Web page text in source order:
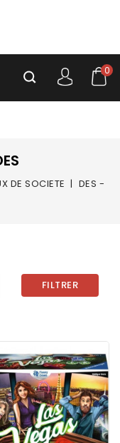
0
DE SOCIETE
DES -
FILTRER